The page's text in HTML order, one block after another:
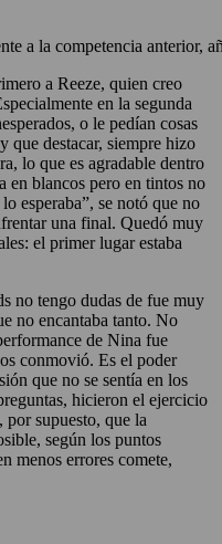
a la competencia anterior,
a Reeze, quien creo
en la segunda
o le pedían cosas
que destacar, siempre hizo
lo que es agradable dentro
en blancos pero en tintos no
esperaba”, se notó que no
una final. Quedó muy
el primer lugar estaba
no tengo dudas de fue muy
no encantaba tanto. No
de Nina fue
conmovió. Es el poder
que no se sentía en los
hicieron el ejercicio
supuesto, que la
según los puntos
menos errores comete,